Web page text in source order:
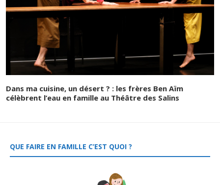
Dans ma cuisine, un désert ? : les frères Ben Aïm
célèbrent l’eau en famille au Théâtre des Salins
QUE FAIRE EN FAMILLE C’EST QUOI ?